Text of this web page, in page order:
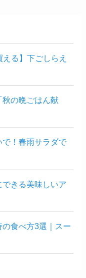
る】下ごしらえ
の晩ごはん献
！春雨サラダで
きる美味しいア
食べ方3選｜スー